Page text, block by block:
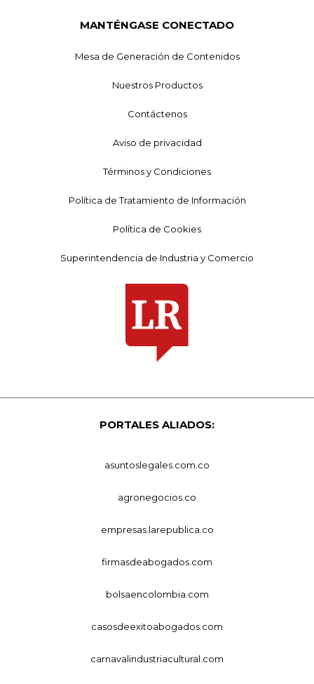
MANTÉNGASE CONECTADO
Mesa de Generación de Contenidos
Nuestros Productos
Contáctenos
Aviso de privacidad
Términos y Condiciones
Política de Tratamiento de Información
Política de Cookies
Superintendencia de Industria y Comercio
PORTALES ALIADOS:
asuntoslegales.com.co
agronegocios.co
empresas.larepublica.co
firmasdeabogados.com
bolsaencolombia.com
casosdeexitoabogados.com
carnavalindustriacultural.com